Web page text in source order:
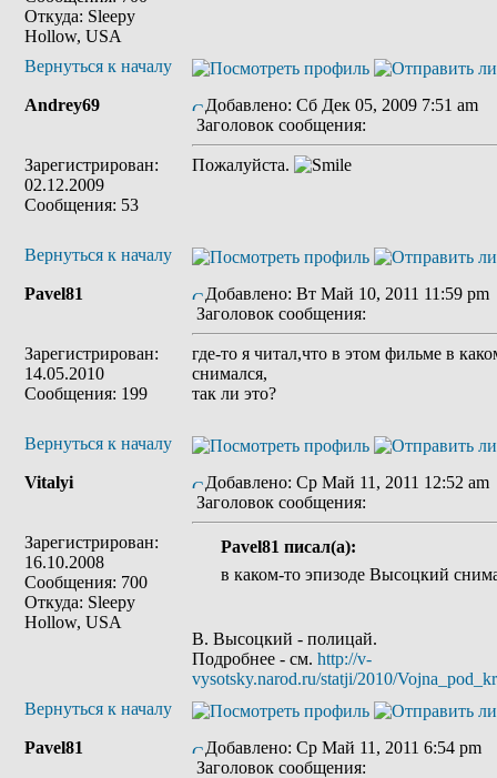
Откуда: Sleepy
Hollow, USA
Вернуться к началу
Andrey69
Зарегистрирован:
02.12.2009
Сообщения: 53
Добавлено: Сб Дек 05, 2009 7:51 am
Заголовок сообщения:
Пожалуйста.
Вернуться к началу
Pavel81
Зарегистрирован:
14.05.2010
Сообщения: 199
Добавлено: Вт Май 10, 2011 11:59 pm
Заголовок сообщения:
где-то я читал,что в этом фильме в
снимался,
так ли это?
Вернуться к началу
Vitalyi
Зарегистрирован:
16.10.2008
Сообщения: 700
Откуда: Sleepy
Hollow, USA
Добавлено: Ср Май 11, 2011 12:52 am
Заголовок сообщения:
Pavel81 писал(а):
в каком-то эпизоде Высоцкий
В. Высоцкий - полицай.
Подробнее - см. http://v-
vysotsky.narod.ru/statji/2010/
Вернуться к началу
Pavel81
Добавлено: Ср Май 11, 2011 6:54 pm
Заголовок сообщения: